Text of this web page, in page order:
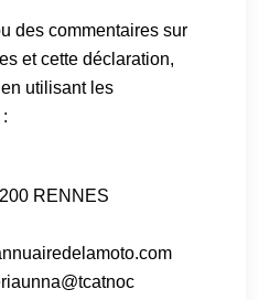
des commentaires sur
et cette déclaration,
utilisant les
RENNES